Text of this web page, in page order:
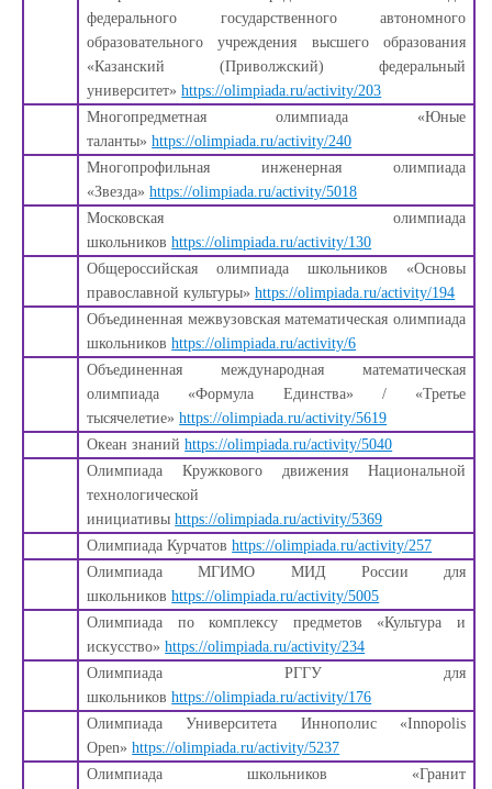
федерального государственного автономного
образовательного учреждения высшего образования
«Казанский (Приволжский) федеральный
университет»https://olimpiada.ru/activity/203
Многопредметная олимпиада «Юные
таланты»https://olimpiada.ru/activity/240
Многопрофильная инженерная олимпиада
«Звезда»https://olimpiada.ru/activity/5018
Московская олимпиада
школьниковhttps://olimpiada.ru/activity/130
Общероссийская олимпиада школьников «Основы
православной культуры»https://olimpiada.ru/activity/194
Объединенная межвузовская математическая олимпиада
школьниковhttps://olimpiada.ru/activity/6
Объединенная международная математическая
олимпиада «Формула Единства» / «Третье
тысячелетие»https://olimpiada.ru/activity/5619
Океан знанийhttps://olimpiada.ru/activity/5040
Олимпиада Кружкового движения Национальной
технологической
инициативыhttps://olimpiada.ru/activity/5369
Олимпиада Курчатовhttps://olimpiada.ru/activity/257
Олимпиада МГИМО МИД России для
школьниковhttps://olimpiada.ru/activity/5005
Олимпиада по комплексу предметов «Культура и
искусство»https://olimpiada.ru/activity/234
Олимпиада РГГУ для
школьниковhttps://olimpiada.ru/activity/176
Олимпиада Университета Иннополис «Innopolis
Open»https://olimpiada.ru/activity/5237
Олимпиада школьников «Гранит